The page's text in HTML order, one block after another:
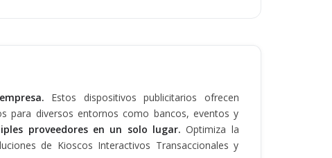
Estos dispositivos publicitarios ofrecen
para diversos entornos como bancos, eventos y
proveedores en un solo lugar.Optimiza la
de Kioscos Interactivos Transaccionales y